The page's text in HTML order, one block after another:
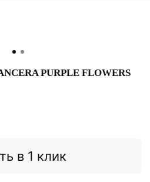
PURPLE FLOWERS
в 1 клик